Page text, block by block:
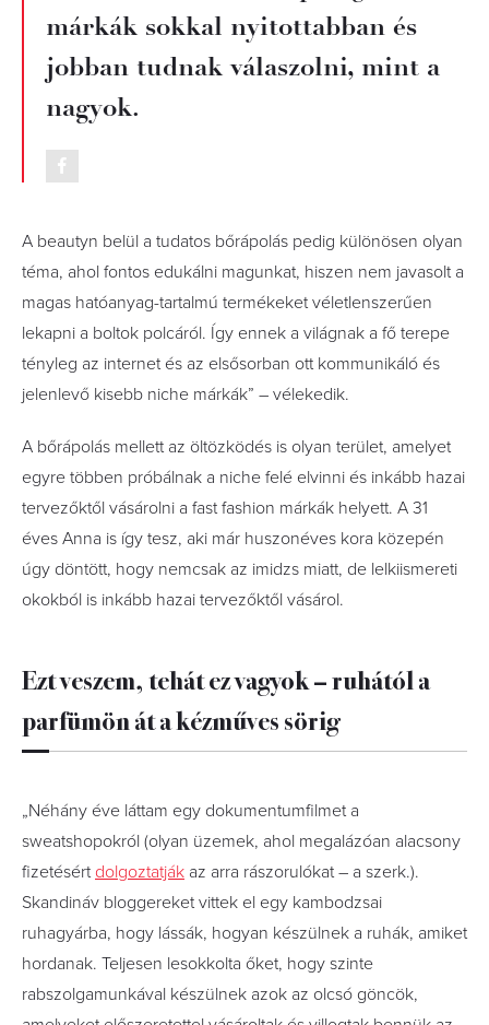
márkák sokkal nyitottabban és
jobban tudnak válaszolni, mint a
nagyok.
A beautyn belül a tudatos bőrápolás pedig különösen olyan
téma, ahol fontos edukálni magunkat, hiszen nem javasolt a
magas hatóanyag-tartalmú termékeket véletlenszerűen
lekapni a boltok polcáról. Így ennek a világnak a fő terepe
tényleg az internet és az elsősorban ott kommunikáló és
jelenlevő kisebb niche márkák” – vélekedik.
A bőrápolás mellett az öltözködés is olyan terület, amelyet
egyre többen próbálnak a niche felé elvinni és inkább hazai
tervezőktől vásárolni a fast fashion márkák helyett. A 31
éves Anna is így tesz, aki már huszonéves kora közepén
úgy döntött, hogy nemcsak az imidzs miatt, de lelkiismereti
okokból is inkább hazai tervezőktől vásárol.
Ezt veszem, tehát ez vagyok – ruhától a
parfümön át a kézműves sörig
„Néhány éve láttam egy dokumentumfilmet a
sweatshopokról (olyan üzemek, ahol megalázóan alacsony
fizetésért dolgoztatják az arra rászorulókat – a szerk.).
Skandináv bloggereket vittek el egy kambodzsai
ruhagyárba, hogy lássák, hogyan készülnek a ruhák, amiket
hordanak. Teljesen lesokkolta őket, hogy szinte
rabszolgamunkával készülnek azok az olcsó göncök,